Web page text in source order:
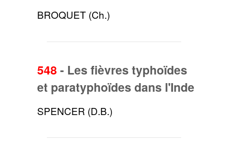
BROQUET (Ch.)
548 - Les fièvres typhoïdes
et paratyphoïdes dans l'Inde
SPENCER (D.B.)